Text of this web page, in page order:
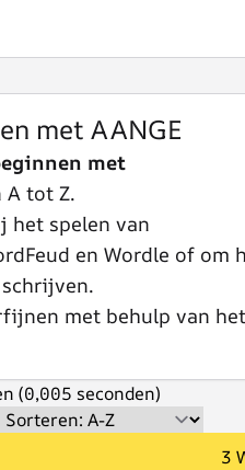
met AANGE
met
A tot Z.
het spelen van
en Wordle of om
met behulp van het
(0,005 seconden)
3